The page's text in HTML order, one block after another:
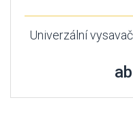
Univerzální